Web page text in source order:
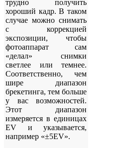
трудно получить
хороший кадр. В таком
случае можно снимать
с коррекцией
экспозиции, чтобы
фотоаппарат сам
«делал» снимки
светлее или темнее.
Соответственно, чем
шире диапазон
брекетинга, тем больше
у вас возможностей.
Этот диапазон
измеряется в единицах
EV и указывается,
например «±5EV».